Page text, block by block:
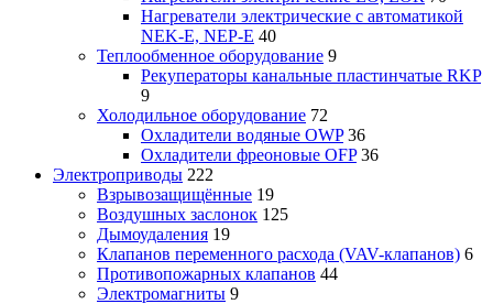
Нагреватели электрические с автоматикой
NEK-E, NEP-E 40
Теплообменное оборудование 9
Рекуператоры канальные пластинчатые RKP
9
Холодильное оборудование 72
Охладители водяные OWP 36
Охладители фреоновые OFP 36
Электроприводы 222
Взрывозащищённые 19
Воздушных заслонок 125
Дымоудаления 19
Клапанов переменного расхода (VAV-клапанов) 6
Противопожарных клапанов 44
Электромагниты 9